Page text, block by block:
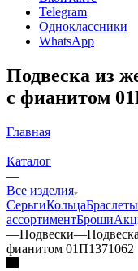
Telegram
Одноклассники
WhatsApp
Подвеска из
с фианитом
Главная
—
Каталог
—
Все изделия
СерьгиКольцаБраслеты
ассортиментБроши
—Подвески—
фианитом 01П1371062